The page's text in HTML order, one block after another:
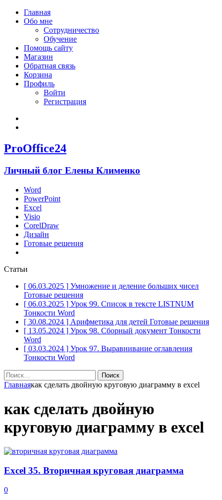
Главная
Обо мне
Сотрудничество
Обучение
Помощь сайту
Магазин
Обратная связь
Корзина
Профиль
Войти
Регистрация
ProOffice24
Личный блог Елены Клименко
Word
PowerPoint
Excel
Visio
CorelDraw
Дизайн
Готовые решения
Статьи
[ 06.03.2025 ] Умножение и деление больших чисел
Готовые решения
[ 06.03.2025 ] Урок 99. Список в тексте LISTNUM
Тонкости Word
[ 30.08.2024 ] Арифметика для детей Готовые решения
[ 13.05.2024 ] Урок 98. Сборный документ Тонкости
Word
[ 03.03.2024 ] Урок 97. Выравнивание оглавления
Тонкости Word
Найти:
Главнаякак сделать двойную круговую диаграмму в excel
как сделать двойную
круговую диаграмму в excel
Excel 35. Вторичная круговая диаграмма
0